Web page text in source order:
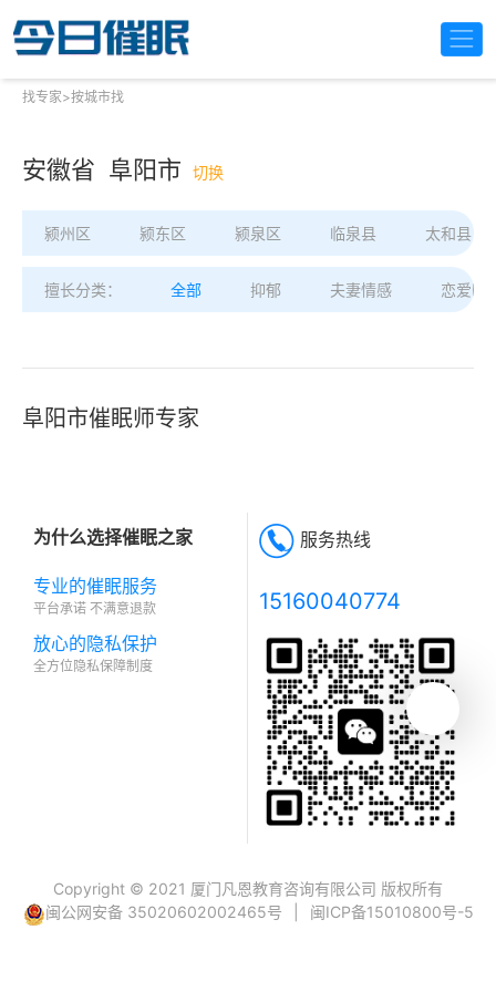
找专家>按城市找
安徽省 阜阳市 切换
颍州区 颍东区 颍泉区 临泉县 太和县
擅长分类： 全部 抑郁 夫妻情感 恋爱困
阜阳市催眠师专家
为什么选择催眠之家
专业的催眠服务
平台承诺 不满意退款
放心的隐私保护
全方位隐私保障制度
服务热线
15160040774
Copyright © 2021 厦门凡恩教育咨询有限公司 版权所有
闽公网安备 35020602002465号
闽ICP备15010800号-5